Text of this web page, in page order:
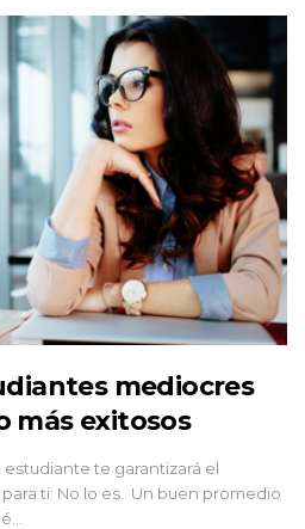
mediocres
más exitosos
te garantizará el
ti: No lo es. Un buen promedio